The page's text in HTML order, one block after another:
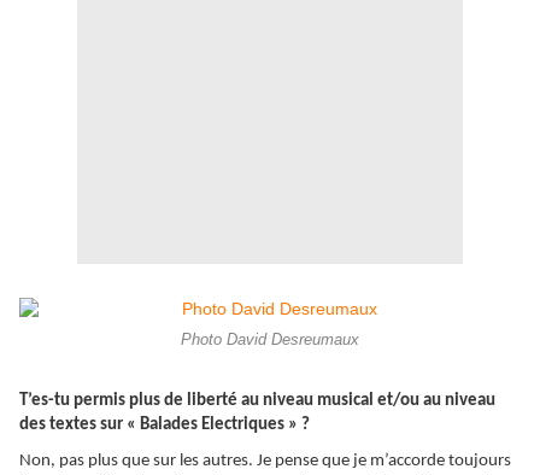
Photo David Desreumaux
T’es-tu permis plus de liberté au niveau musical et/ou au niveau
des textes sur « Balades Electriques » ?
Non, pas plus que sur les autres. Je pense que je m’accorde toujours